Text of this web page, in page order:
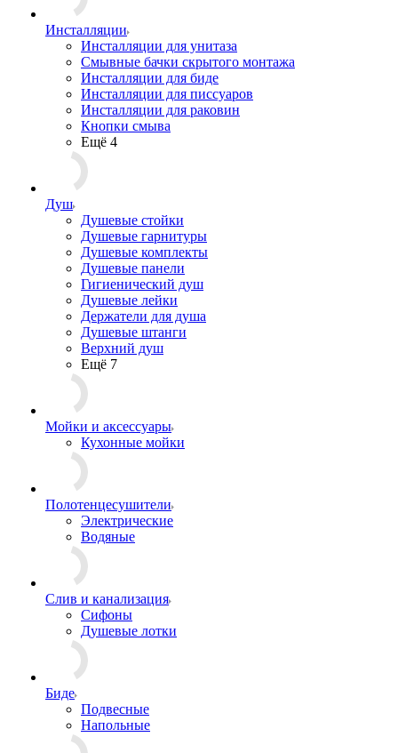
Инсталляции
Инсталляции для унитаза
Смывные бачки скрытого монтажа
Инсталляции для биде
Инсталляции для писсуаров
Инсталляции для раковин
Кнопки смыва
Ещё 4
Душ
Душевые стойки
Душевые гарнитуры
Душевые комплекты
Душевые панели
Гигиенический душ
Душевые лейки
Держатели для душа
Душевые штанги
Верхний душ
Ещё 7
Мойки и аксессуары
Кухонные мойки
Полотенцесушители
Электрические
Водяные
Слив и канализация
Сифоны
Душевые лотки
Биде
Подвесные
Напольные